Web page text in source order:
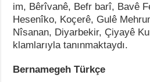
im, Bêrîvanê, Befr barî, Bavê
Hesenîko, Koçerê, Gulê
Nîsanan, Diyarbekir, Çiyayê
klamlarıyla tanınmaktaydı.
Bernamegeh Türkçe